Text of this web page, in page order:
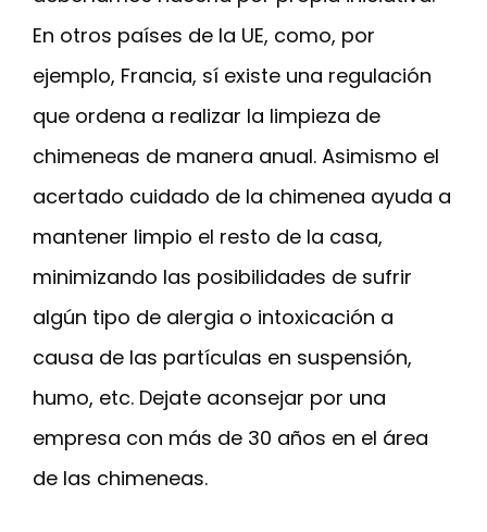
En otros países de la UE, como, por
ejemplo, Francia, sí existe una regulación
que ordena a realizar la limpieza de
chimeneas de manera anual. Asimismo el
acertado cuidado de la chimenea ayuda a
mantener limpio el resto de la casa,
minimizando las posibilidades de sufrir
algún tipo de alergia o intoxicación a
causa de las partículas en suspensión,
humo, etc. Dejate aconsejar por una
empresa con más de 30 años en el área
de las chimeneas.